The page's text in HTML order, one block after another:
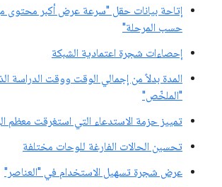
حسب المرحلة"
إحصاءات شجرة اعتمادية الشبكة
المدة بدلاً من إجمالي الوقت ووقت الدراسة
"الملخّص"
تمييز حزمة الاستدعاء التي استغرقت معظم
تحسين الحالات الفارغة للوحات مختلفة
عرض شجرة تسهيل الاستخدام في "العناصر"